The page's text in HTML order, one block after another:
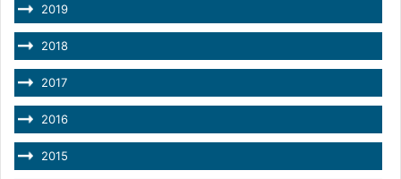
2019
2018
2017
2016
2015